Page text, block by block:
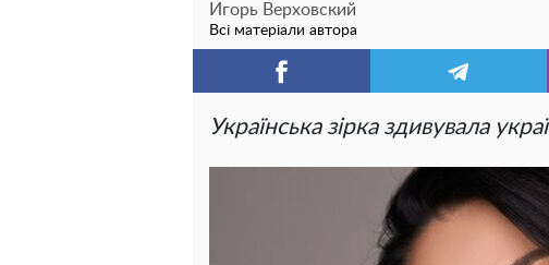
Игорь Верховский
Всі матеріали автора
Українська зірка здивувала